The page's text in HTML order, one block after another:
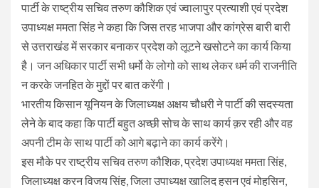
पार्टी के राष्ट्रीय सचिव तरुण कौशिक एवं ज्वालापुर प्रत्याशी एवं प्रदेश
उपाध्यक्ष ममता सिंह ने कहा कि जिस तरह भाजपा और कांग्रेस बारी बारी
से उत्तराखंड में सरकार बनाकर प्रदेश को लूटने खसोटने का कार्य किया
है। जन अधिकार पार्टी सभी धर्मो के लोगो को साथ लेकर धर्म की राजनीति
न करके जनहित के मुद्दों पर बात करेंगी।
भारतीय किसान यूनियन के जिलाध्यक्ष अक्षय चौधरी ने पार्टी की सदस्यता
लेने के बाद कहा कि पार्टी बहुत अच्छी सोच के साथ कार्य क़र रही और वह
अपनी टीम के साथ पार्टी को आगे बढ़ाने का कार्य करेंगे।
इस मौके पर राष्ट्रीय सचिव तरुण कौशिक, प्रदेश उपाध्यक्ष ममता सिंह,
जिलाध्यक्ष करन विजय सिंह, जिला उपाध्यक्ष खालिद हसन एवं मोहसिन,